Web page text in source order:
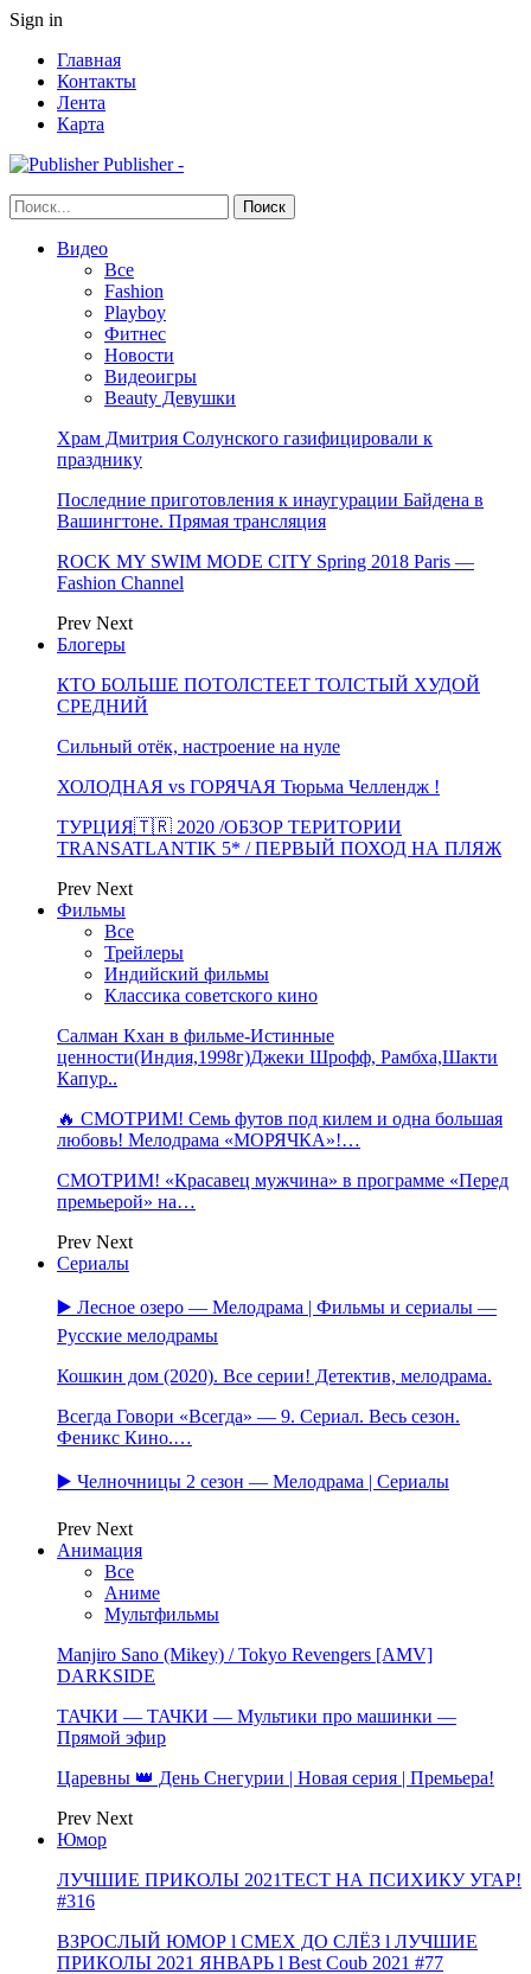
Sign in
Главная
Контакты
Лента
Карта
Publisher -
Видео
Все
Fashion
Playboy
Фитнес
Новости
Видеоигры
Beauty Девушки
Храм Дмитрия Солунского газифицировали к
празднику
Последние приготовления к инаугурации Байдена в
Вашингтоне. Прямая трансляция
ROCK MY SWIM MODE CITY Spring 2018 Paris —
Fashion Channel
Prev Next
Блогеры
КТО БОЛЬШЕ ПОТОЛСТЕЕТ ТОЛСТЫЙ ХУДОЙ
СРЕДНИЙ
Сильный отёк, настроение на нуле
ХОЛОДНАЯ vs ГОРЯЧАЯ Тюрьма Челлендж !
ТУРЦИЯ🇹🇷 2020 /ОБЗОР ТЕРИТОРИИ
TRANSATLANTIK 5* / ПЕРВЫЙ ПОХОД НА ПЛЯЖ
Prev Next
Фильмы
Все
Трейлеры
Индийский фильмы
Классика советского кино
Салман Кхан в фильме-Истинные
ценности(Индия,1998г)Джеки Шрофф, Рамбха,Шакти
Капур..
🔥 СМОТРИМ! Семь футов под килем и одна большая
любовь! Мелодрама «МОРЯЧКА»!…
СМОТРИМ! «Красавец мужчина» в программе «Перед
премьерой» на…
Prev Next
Сериалы
▶️ Лесное озеро — Мелодрама | Фильмы и сериалы —
Русские мелодрамы
Кошкин дом (2020). Все серии! Детектив, мелодрама.
Всегда Говори «Всегда» — 9. Сериал. Весь сезон.
Феникс Кино.…
▶️ Челночницы 2 сезон — Мелодрама | Сериалы
Prev Next
Анимация
Все
Аниме
Мультфильмы
Manjiro Sano (Mikey) / Tokyo Revengers [AMV]
DARKSIDE
ТАЧКИ — ТАЧКИ — Мультики про машинки —
Прямой эфир
Царевны 👑 День Снегурии | Новая серия | Премьера!
Prev Next
Юмор
ЛУЧШИЕ ПРИКОЛЫ 2021ТЕСТ НА ПСИХИКУ УГАР!
#316
ВЗРОСЛЫЙ ЮМОР l СМЕХ ДО СЛЁЗ l ЛУЧШИЕ
ПРИКОЛЫ 2021 ЯНВАРЬ l Best Coub 2021 #77